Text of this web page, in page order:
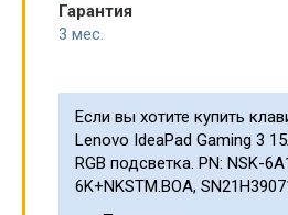
Гарантия
3 мес.
Если вы хотите купить
Lenovo IdeaPad Gaming 3
RGB подсветка. PN: NSK-
6K+NKSTM.BOA,